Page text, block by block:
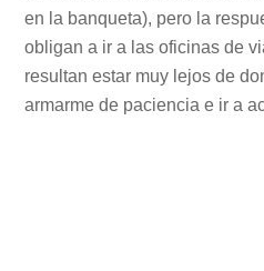
en la banqueta), pero la
obligan a ir a las oficinas de
resultan estar muy lejos de
armarme de paciencia e ir a